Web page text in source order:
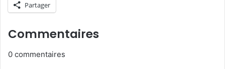
Partager
Commentaires
0 commentaires